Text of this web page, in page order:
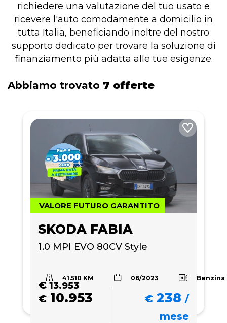
richiedere una valutazione del tuo usato e
ricevere l'auto comodamente a domicilio in
tutta Italia, beneficiando inoltre del nostro
supporto dedicato per trovare la soluzione di
finanziamento più adatta alle tue esigenze.
Abbiamo trovato 7 offerte
VALORE FUTURO GARANTITO
SKODA FABIA
1.0 MPI EVO 80CV Style
41.510 KM 06/2023 Benzina
€13.953
€ 10.953 € 238 /
mese